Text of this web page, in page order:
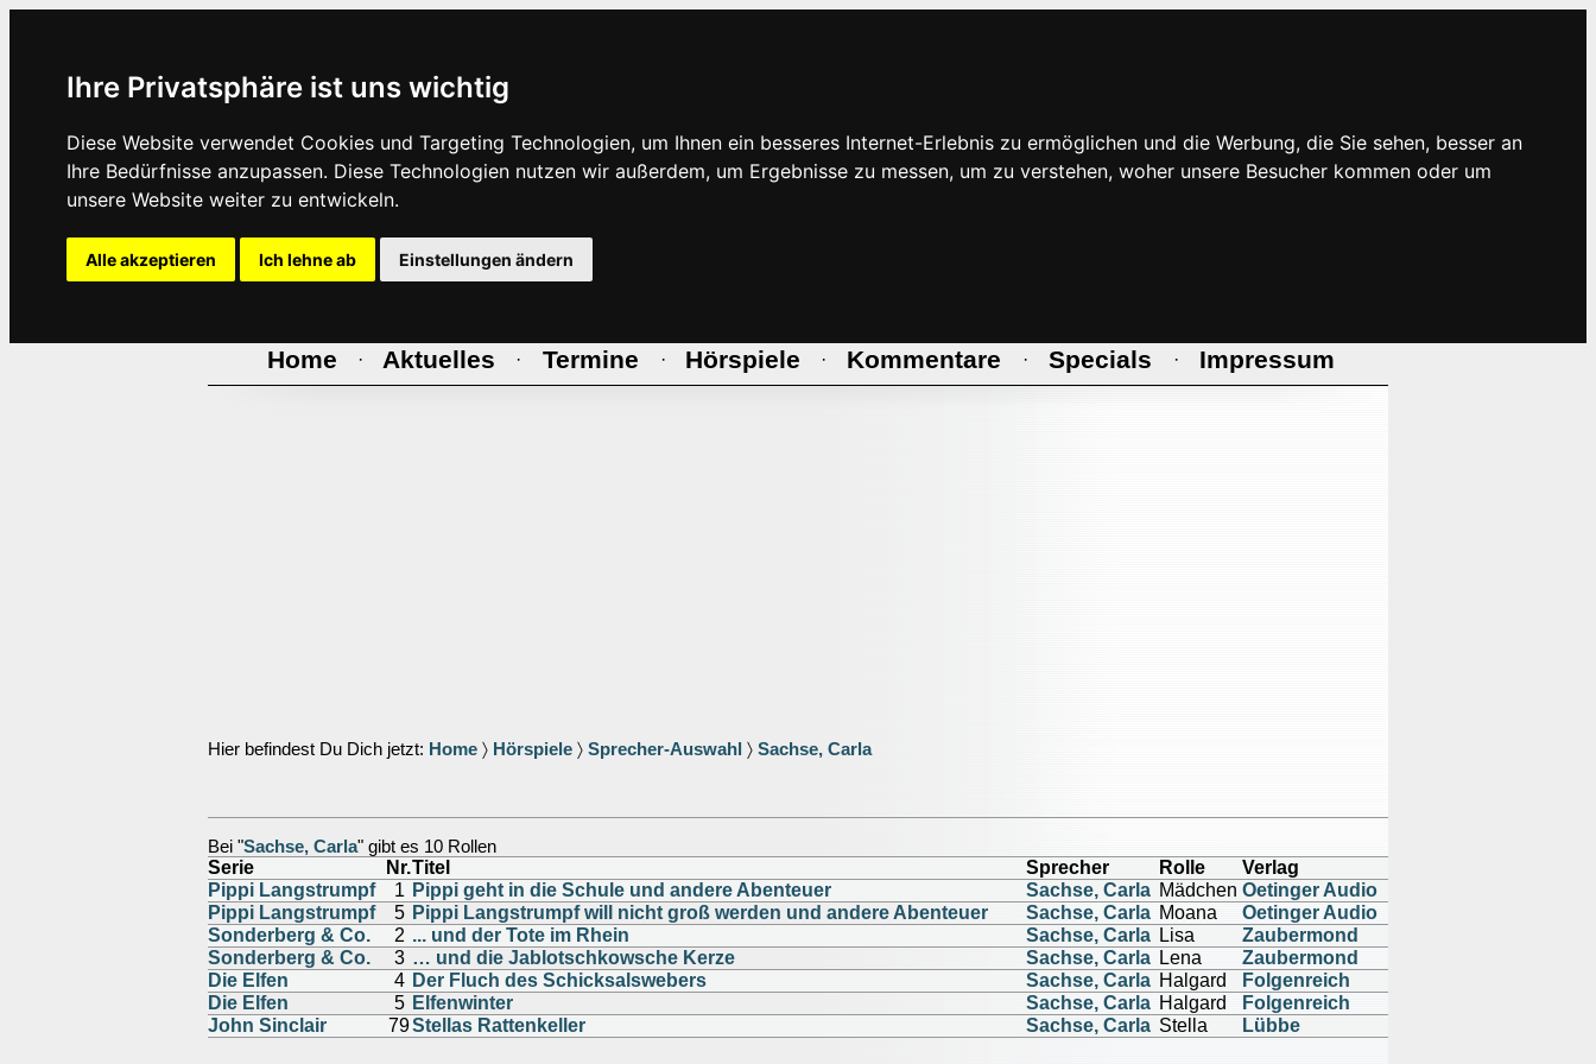
Ihre Privatsphäre ist uns wichtig
Diese Website verwendet Cookies und Targeting Technologien, um Ihnen ein besseres Internet-Erlebnis zu ermöglichen und die Werbung, die Sie sehen, besser an
Ihre Bedürfnisse anzupassen. Diese Technologien nutzen wir außerdem, um Ergebnisse zu messen, um zu verstehen, woher unsere Besucher kommen oder um
unsere Website weiter zu entwickeln.
Alle akzeptieren Ich lehne ab Einstellungen ändern
Home · Aktuelles · Termine · Hörspiele · Kommentare · Specials · Impressum
Hier befindest Du Dich jetzt: Home 〉 Hörspiele 〉 Sprecher-Auswahl 〉 Sachse, Carla
Bei "Sachse, Carla" gibt es 10 Rollen
Serie Nr.Titel Sprecher Rolle
Verlag
Pippi Langstrumpf
1 Pippi geht in die Schule und andere Abenteuer Sachse, Carla Mädchen Oetinger Audio
Pippi Langstrumpf
5 Pippi Langstrumpf will nicht groß werden und andere Abenteuer Sachse, Carla Moana
Oetinger Audio
Sonderberg & Co.
2 ... und der Tote im Rhein Sachse, Carla Lisa
Zaubermond
Sonderberg & Co.
3 … und die Jablotschkowsche Kerze Sachse, Carla Lena
Zaubermond
Die Elfen
4 Der Fluch des Schicksalswebers Sachse, Carla Halgard
Folgenreich
Die Elfen
5 Elfenwinter Sachse, Carla Halgard
Folgenreich
John Sinclair
79Stellas Rattenkeller Sachse, Carla Stella Lübbe